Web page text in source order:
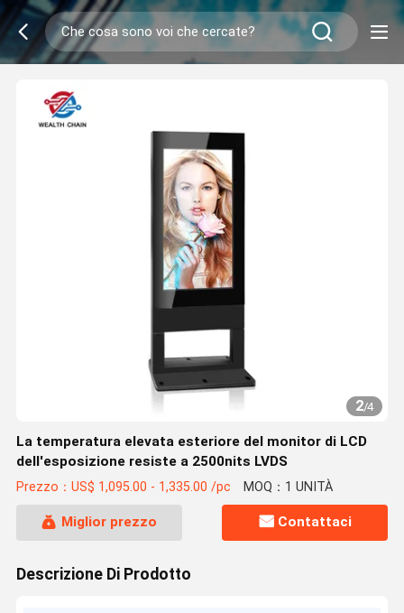
2/4
La temperatura elevata esteriore del monitor di LCD
dell'esposizione resiste a 2500nits LVDS
Prezzo：US$ 1,095.00 - 1,335.00 /pc MOQ：1 UNITÀ
Miglior prezzo Contattaci
Descrizione Di Prodotto